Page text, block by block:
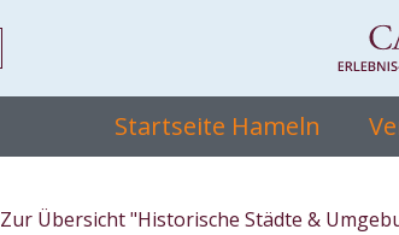
Startseite Hameln
Zur Übersicht "Historische Städte &